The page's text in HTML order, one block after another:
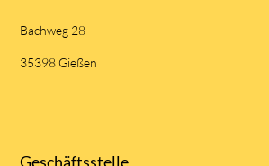
Bachweg 28
35398 Gießen
Geschäftsstelle